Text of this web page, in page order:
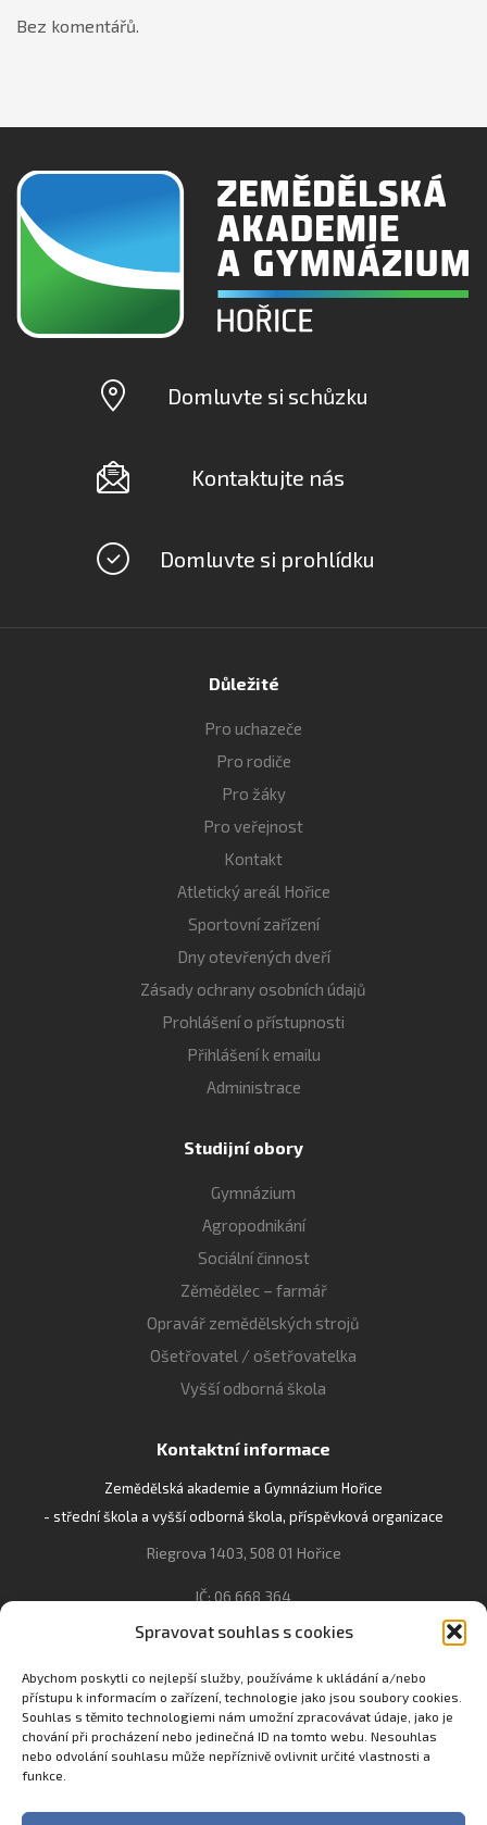
Spravovat souhlas s cookies
Abychom poskytli co nejlepší služby, používáme k ukládání a/nebo
přístupu k informacím o zařízení, technologie jako jsou soubory cookies.
Souhlas s těmito technologiemi nám umožní zpracovávat údaje, jako je
chování při procházení nebo jedinečná ID na tomto webu. Nesouhlas
nebo odvolání souhlasu může nepříznivě ovlivnit určité vlastnosti a
funkce.
Bez komentářů.
Domluvte si schůzku
Kontaktujte nás
Domluvte si prohlídku
Důležité
Pro uchazeče
Pro rodiče
Pro žáky
Pro veřejnost
Kontakt
Atletický areál Hořice
Sportovní zařízení
Dny otevřených dveří
Zásady ochrany osobních údajů
Prohlášení o přístupnosti
Přihlášení k emailu
Administrace
Studijní obory
Gymnázium
Agropodnikání
Sociální činnost
Zěmědělec – farmář
Opravář zemědělských strojů
Ošetřovatel / ošetřovatelka
Vyšší odborná škola
Kontaktní informace
Zemědělská akademie a Gymnázium Hořice
- střední škola a vyšší odborná škola, příspěvková organizace
Riegrova 1403, 508 01 Hořice
IČ: 06 668 364
493 623 021, 493 623 022
info@gozhorice.cz
www.zaghorice.cz
Pověřenec pro ochranu osobních údajů:
Innovation One s.r.o. IČO: 04734807 Březenecká 4808 430 04